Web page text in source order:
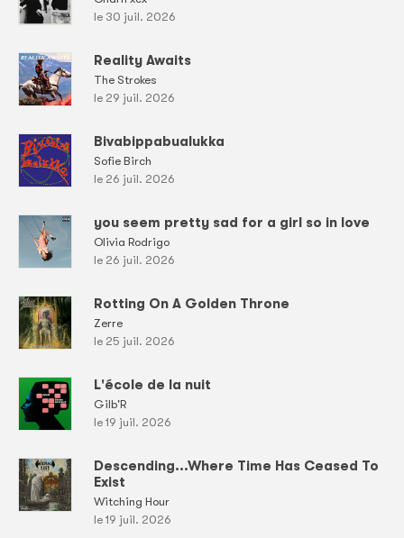
le 30 juil. 2026
Reality Awaits
The Strokes
le 29 juil. 2026
Bivabippabualukka
Sofie Birch
le 26 juil. 2026
you seem pretty sad for a girl so in love
Olivia Rodrigo
le 26 juil. 2026
Rotting On A Golden Throne
Zerre
le 25 juil. 2026
L'école de la nuit
Gilb'R
le 19 juil. 2026
Descending...Where Time Has Ceased To
Exist
Witching Hour
le 19 juil. 2026